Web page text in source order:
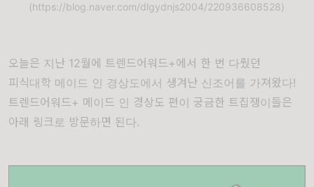
(https://blog.naver.com/dlgydnjs2004/220936608528)
오늘은 지난 12월에 트렌드어워드+에서 한 번 다뤘던
피식대학 메이드 인 경상도에서 생겨난 신조어를 가져왔다!
트렌드어워드+ 메이드 인 경상도 편이 궁금한 트집쟁이들은
아래 링크로 방문하면 된다.